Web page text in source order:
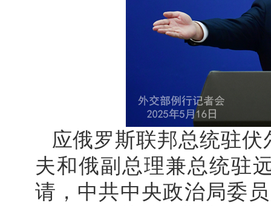
应俄罗斯联邦总统驻
夫和俄副总理兼总统驻
请，中共中央政治局委